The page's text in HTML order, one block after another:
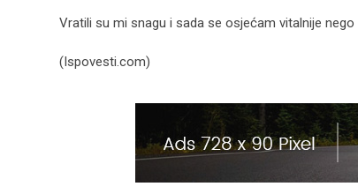
Vratili su mi snagu i sada se osjećam vitalnije
(Ispovesti.com)